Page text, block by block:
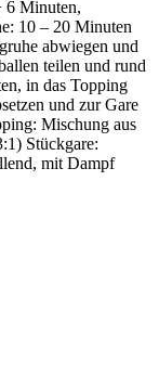
6 Minuten,
10 – 20 Minuten
abwiegen und
teilen und rund
in das Topping
und zur Gare
Mischung aus
Stückgare:
mit Dampf